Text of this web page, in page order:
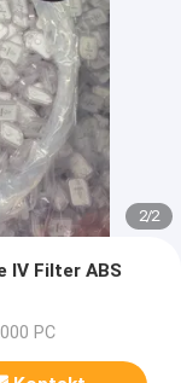
2/2
IV Filter ABS
PC